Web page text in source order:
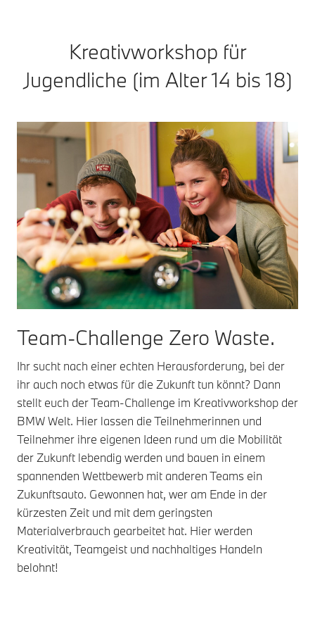
Kreativworkshop für
Jugendliche (im Alter 14 bis 18)
Team-Challenge Zero Waste.
Ihr sucht nach einer echten Herausforderung, bei der
ihr auch noch etwas für die Zukunft tun könnt? Dann
stellt euch der Team-Challenge im Kreativworkshop der
BMW Welt. Hier lassen die Teilnehmerinnen und
Teilnehmer ihre eigenen Ideen rund um die Mobilität
der Zukunft lebendig werden und bauen in einem
spannenden Wettbewerb mit anderen Teams ein
Zukunftsauto. Gewonnen hat, wer am Ende in der
kürzesten Zeit und mit dem geringsten
Materialverbrauch gearbeitet hat. Hier werden
Kreativität, Teamgeist und nachhaltiges Handeln
belohnt!